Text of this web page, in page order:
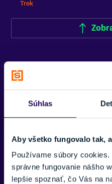
Súhlas
Aby všetko fungovalo tak,
Používame súbory
správne fungovanie nášho
lepšie spoznať, čo Vás na
Trek
Potrebujete
VAŠE MENO: